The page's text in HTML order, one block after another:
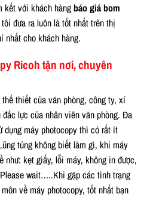
kết với khách hàngbáo giá bom
đưa ra luôn là tốt nhất trên thị
nhất cho khách hàng.
Ricoh tận nơi, chuyên
thiết của văn phòng, công ty, xí
lực của nhân viên văn phòng. Đa
dụng máy photocopy thì có rất ít
túng không biết làm gì, khi máy
như: kẹt giấy, lỗi máy, không in được,
wait…..Khi gặp các tình trạng
về máy photocopy, tốt nhất bạn